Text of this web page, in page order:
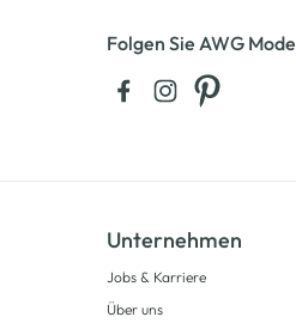
Folgen Sie AWG Mode
Unternehmen
Jobs & Karriere
Über uns